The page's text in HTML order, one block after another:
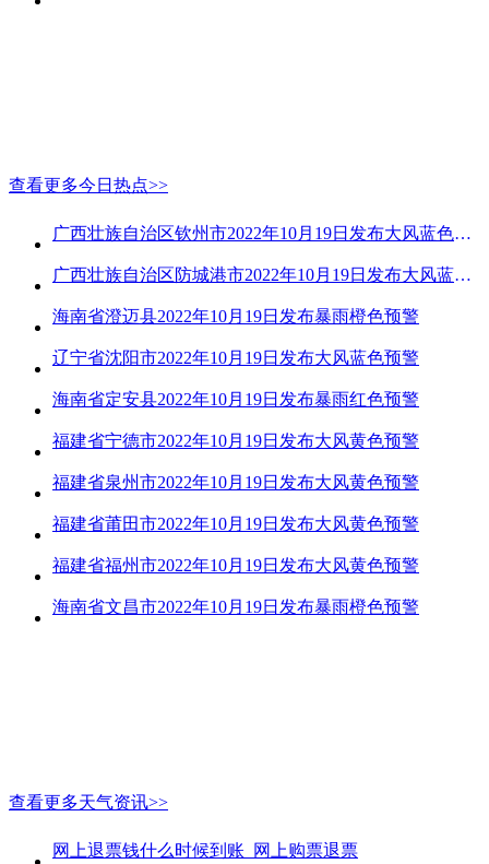
查看更多今日热点>>
广西壮族自治区钦州市2022年10月19日发布大风蓝色预警
广西壮族自治区防城港市2022年10月19日发布大风蓝色预警
海南省澄迈县2022年10月19日发布暴雨橙色预警
辽宁省沈阳市2022年10月19日发布大风蓝色预警
海南省定安县2022年10月19日发布暴雨红色预警
福建省宁德市2022年10月19日发布大风黄色预警
福建省泉州市2022年10月19日发布大风黄色预警
福建省莆田市2022年10月19日发布大风黄色预警
福建省福州市2022年10月19日发布大风黄色预警
海南省文昌市2022年10月19日发布暴雨橙色预警
查看更多天气资讯>>
网上退票钱什么时候到账_网上购票退票